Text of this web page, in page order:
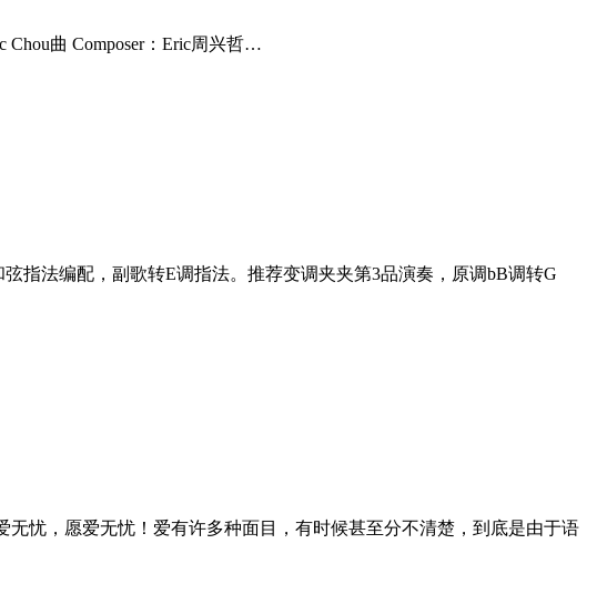
曲 Composer：Eric周兴哲…
指法编配，副歌转E调指法。推荐变调夹夹第3品演奏，原调bB调转G
忧，愿爱无忧！爱有许多种面目，有时候甚至分不清楚，到底是由于语